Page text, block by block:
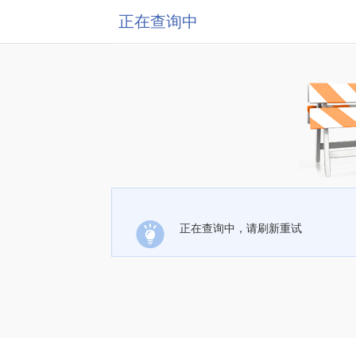
正在查询中
正在查询中，请刷新重试